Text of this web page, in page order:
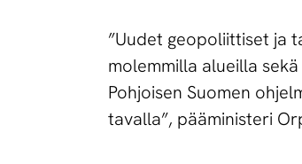
”Uudet geopoliittiset ja
molemmilla alueilla
Pohjoisen Suomen
tavalla”, pääministeri